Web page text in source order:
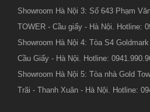
Showroom Hà Nội 3: Số 643 Phạm
TOWER - Cầu giấy - Hà Nội. Hotline:
Showroom Hà Nội 4: Tòa S4
Cầu Giấy - Hà Nội. Hotline:
Showroom Hà Nội 5: Tòa nhà Gold
Trãi - Thanh Xuân - Hà Nội. Hotline: